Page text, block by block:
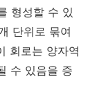
형성할 수 있
단위로 묶여
회로는 양자역
수 있음을 증